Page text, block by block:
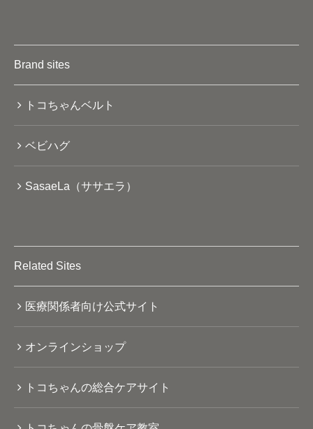
Brand sites
トコちゃんベルト
ベビハグ
SasaeLa（ササエラ）
Related Sites
医療関係者向け公式サイト
オンラインショップ
トコちゃんの総合ケアサイト